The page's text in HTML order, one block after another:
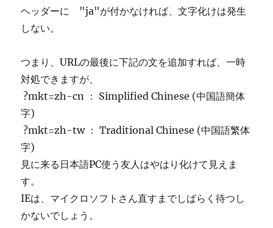
ヘッダーに "ja"が付かなければ、文字化けは発生
しない。
つまり、URLの最後に下記の文を追加すれば、一時
対処できますが、
?mkt=zh-cn ： Simplified Chinese (中国語簡体
字)
?mkt=zh-tw ： Traditional Chinese (中国語繁体
字)
見に来る日本語PC使う友人はやはり化けて見えま
す。
IEは、マイクロソフトさん直すまでしばらく待つし
かないでしょう。